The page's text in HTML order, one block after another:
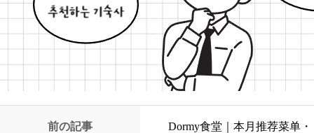
前の記事 Dormy食堂｜本月推荐菜单・